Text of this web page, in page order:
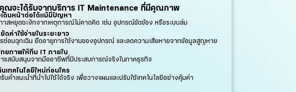
ณจะได้รับจากบริการ IT Maintenance ที่มีคุณภาพ
เดินหน้าต่อได้แม้มีปัญหา
าสหยุดชะงักจากเหตุการณ์ไม่คาดคิด เช่น อุปกรณ์ขัดข้อง หรือระบบล่ม
ดค่าใช้จ่ายในระยะยาว
ซ่อมฉุกเฉิน ยืดอายุการใช้งานของอุปกรณ์ และลดความเสียหายจากข้อมูลสูญหาย
ยภาพให้ทีม IT ภายใน
รสนับสนุนจากมืออาชีพที่มีประสบการณ์จริงในภาคธุรกิจ
เทคโนโลยีใหม่ก่อนใคร
บคำแนะนำที่นำไปใช้ได้จริง เพื่อวางแผนและปรับใช้เทคโนโลยีอย่างคุ้มค่า